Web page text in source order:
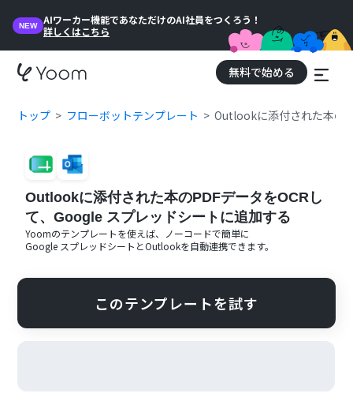
NEW
AIワーカー機能であなただけのAI社員をつくろう！
詳しくはこちら
無料で始める
トップ フローボットテンプレート Outlookに添付された本の
Outlookに添付された本のPDFデータをOCRし
て、Google スプレッドシートに追加する
Yoomのテンプレートを使えば、ノーコードで簡単に
Google スプレッドシート とOutlookを自動連携できます。
このテンプレートを試す